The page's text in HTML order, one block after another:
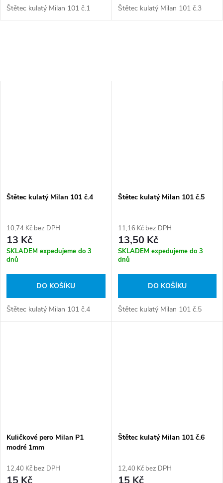
Štětec kulatý Milan 101 č.1 Štětec kulatý Milan 101 č.3
Štětec kulatý Milan 101 č.4
10,74 Kč bez DPH
13 Kč
SKLADEM expedujeme do 3
dnů
DO KOŠÍKU
Štětec kulatý Milan 101 č.4
Štětec kulatý Milan 101 č.5
11,16 Kč bez DPH
13,50 Kč
SKLADEM expedujeme do 3
dnů
DO KOŠÍKU
Štětec kulatý Milan 101 č.5
Kuličkové pero Milan P1
modré 1mm
12,40 Kč bez DPH
15 Kč
Štětec kulatý Milan 101 č.6
12,40 Kč bez DPH
15 Kč